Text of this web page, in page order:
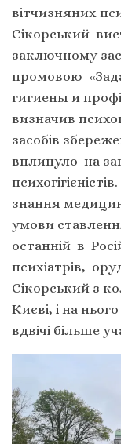
вітчизняних
Сікорський
заключному
промовою
гигиены и
визначив
засобів
вплинуло на
знання
умови
останній в
психіатрів,
Сікорський з
Києві, і на
вдвічі більше